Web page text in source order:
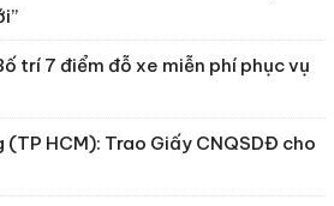
trí 7 điểm đỗ xe miễn phí phục vụ
(TP HCM): Trao Giấy CNQSDĐ cho